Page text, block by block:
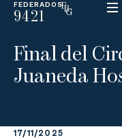
FEDERADOS
9421
ESP
N
D
C
Final del
Juaneda
17/11/2025